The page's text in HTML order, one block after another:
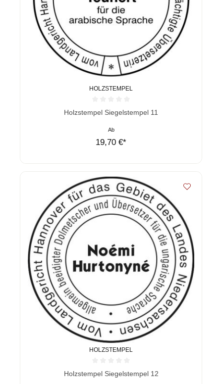
HOLZSTEMPEL
Durchschnittliche Bewertung von 0 von 5 Sternen
Holzstempel Siegelstempel 11
Ab
19,70 €*
HOLZSTEMPEL
Durchschnittliche Bewertung von 0 von 5 Sternen
Holzstempel Siegelstempel 12